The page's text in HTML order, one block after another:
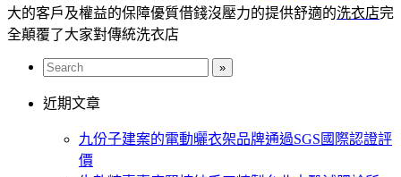
大的客戶及權益的保障優質借錢沒壓力的提供舒適的洗衣店完
全顛覆了大家對傳統洗衣店
近期文章
九份子建案的電動曬衣架品牌通過SGS國際認證評
價